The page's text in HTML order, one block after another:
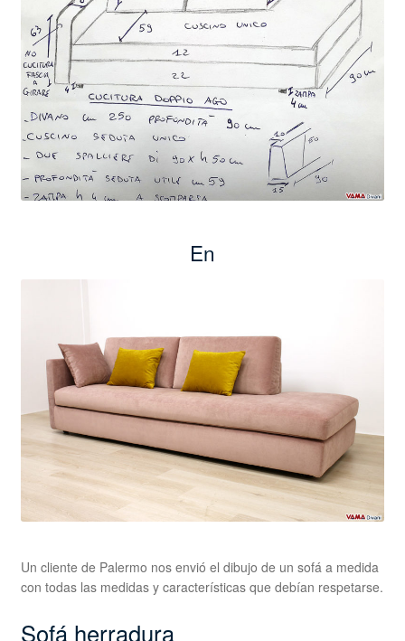
En
Un cliente de Palermo nos envió el dibujo de un sofá a medida
con todas las medidas y características que debían respetarse.
Sofá herradura